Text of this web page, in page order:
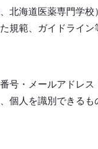
北海道医薬専門学
規範、ガイドライン
号・メールアドレ
個人を識別できるも